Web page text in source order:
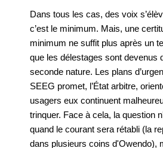
Dans tous les cas, des voix
c’est le minimum. Mais, une
minimum ne suffit plus après un
que les délestages sont devenus
seconde nature. Les plans
SEEG promet, l’État arbitre,
usagers eux continuent
trinquer. Face à cela, la question
quand le courant sera rétabli (la
dans plusieurs coins d'Owendo),